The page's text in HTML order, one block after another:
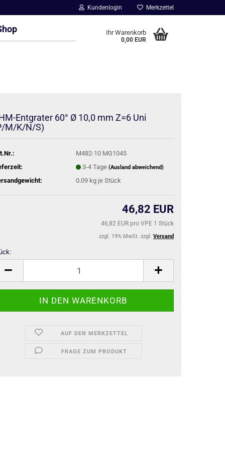
Kundenlogin Merkzettel
Ihr Warenkorb
0,00 EUR
Entgrater 60° Ø 10,0 mm Z=6 Uni
M/K/N/S)
M482-10 MG1045
3-4 Tage (Ausland abweichend)
0.09 kg je Stück
46,82 EUR
46,82 EUR pro VPE 1 Stück
zzgl. 19% MwSt. zzgl. Versand
AUF DEN MERKZETTEL
FRAGE ZUM PRODUKT